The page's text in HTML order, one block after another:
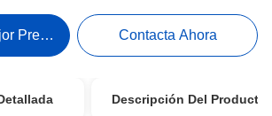
Precio Contacta Ahora
Descripción Del Producto